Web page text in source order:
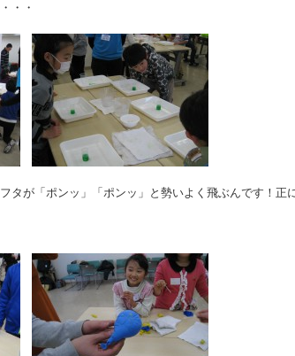
・・
タが「ポンッ」「ポンッ」と勢いよく飛ぶんです！正